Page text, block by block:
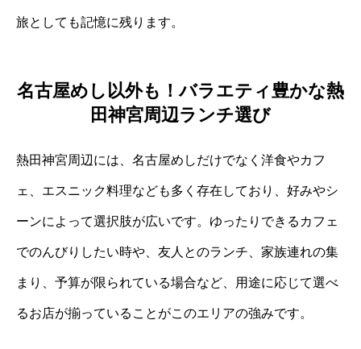
旅としても記憶に残ります。
名古屋めし以外も！バラエティ豊かな熱
田神宮周辺ランチ選び
熱田神宮周辺には、名古屋めしだけでなく洋食やカフ
ェ、エスニック料理なども多く存在しており、好みやシ
ーンによって選択肢が広いです。ゆったりできるカフェ
でのんびりしたい時や、友人とのランチ、家族連れの集
まり、予算が限られている場合など、用途に応じて選べ
るお店が揃っていることがこのエリアの強みです。